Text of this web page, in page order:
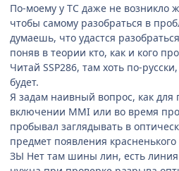
По-моему у ТС даже не возникло
чтобы самому разобраться в
думаешь, что удастся
поняв в теории кто, как и кого
Читай SSP286, там хоть по-
будет.
Я задам наивный вопрос, как для
включении MMI или во время
пробывал заглядывать в
предмет появления красненького
ЗЫ Нет там шины лин, есть линия